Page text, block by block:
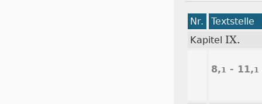
Nr.
Textstelle
Kapitel IX.
8,1 - 11,1